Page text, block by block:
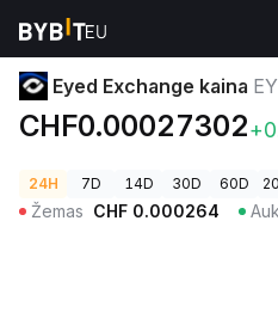
Kriptovaliutų kainos Eyed
Eyed Exchange kaina
CHF0.00027302
24H 7D 14D 30D 60D
Žemas CHF 0.000264